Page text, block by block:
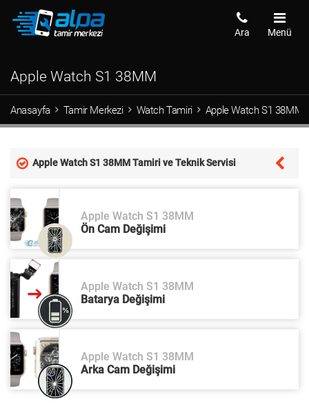
Menü
Ara
Apple Watch S1 38MM
Anasayfa Tamir Merkezi Watch Tamiri Apple Watch S1 38MM
Apple Watch S1 38MM Tamiri ve Teknik Servisi
Apple Watch S1 38MM
Ön Cam Değişimi
Apple Watch S1 38MM
Batarya Değişimi
Apple Watch S1 38MM
Arka Cam Değişimi